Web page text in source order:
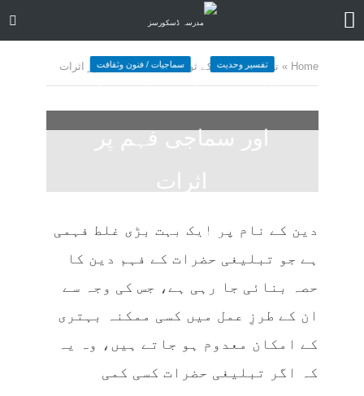
Home
» تبلیغی جماعت کے ثواب اور سماجی فہم پر اثرات
تفسیر وحدیث سماجیات / فنون وثقافت
اور سماجی فہم پر
اثرات
27 منٹ چاہیں
دین کے نام پر ایک بہت بڑی غلط فہمی
ہے جو تبلیغی حضرات کے فہم دین کا
حصہ بنائی جا رہی ہے، جس کی وجہ سے
ان کے طرزِ عمل میں کسی ممکنہ بہتری
کے امکان معدوم ہو جاتے ہیں، وہ یہ
کہ اگر تبلیغی حضرات کسی کمی